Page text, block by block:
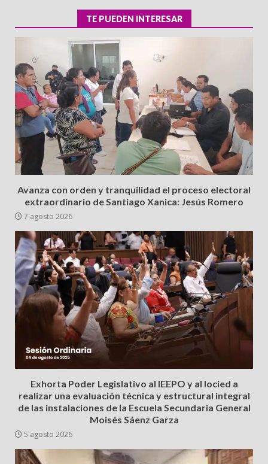
TE PUEDEN INTERESAR
Avanza con orden y tranquilidad el proceso electoral
extraordinario de Santiago Xanica: Jesús Romero
7 agosto 2026
Exhorta Poder Legislativo al IEEPO y al Iocied a
realizar una evaluación técnica y estructural integral
de las instalaciones de la Escuela Secundaria General
Moisés Sáenz Garza
5 agosto 2026